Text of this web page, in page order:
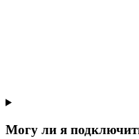
Могу ли я